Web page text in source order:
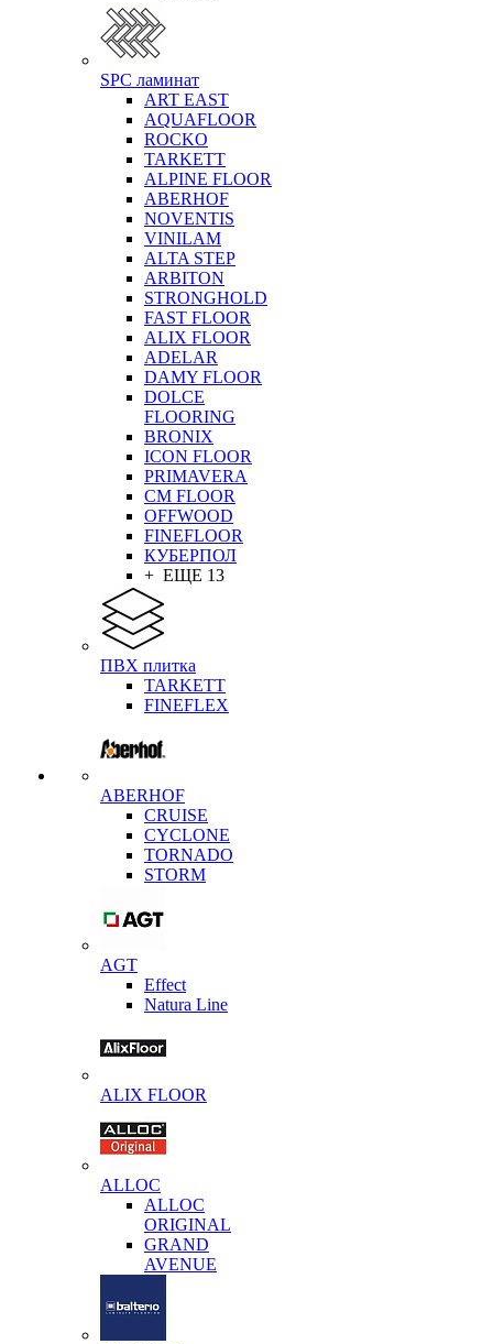
SPC ламинат
ART EAST
AQUAFLOOR
ROCKO
TARKETT
ALPINE FLOOR
ABERHOF
NOVENTIS
VINILAM
ALTA STEP
ARBITON
STRONGHOLD
FAST FLOOR
ALIX FLOOR
ADELAR
DAMY FLOOR
DOLCE
FLOORING
BRONIX
ICON FLOOR
PRIMAVERA
CM FLOOR
OFFWOOD
FINEFLOOR
КУБЕРПОЛ
+ ЕЩЕ 13
ПВХ плитка
TARKETT
FINEFLEX
ABERHOF
CRUISE
CYCLONE
TORNADO
STORM
AGT
Effect
Natura Line
ALIX FLOOR
ALLOC
ALLOC
ORIGINAL
GRAND
AVENUE